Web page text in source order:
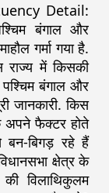
Detail:
बंगाल और
गर्मा गया है.
राज्य में किसकी
बंगाल और
जानकारी. किस
अपने फैक्टर होते
बिगड़ रहे हैं
क्षेत्र के
विलाथिकुलम